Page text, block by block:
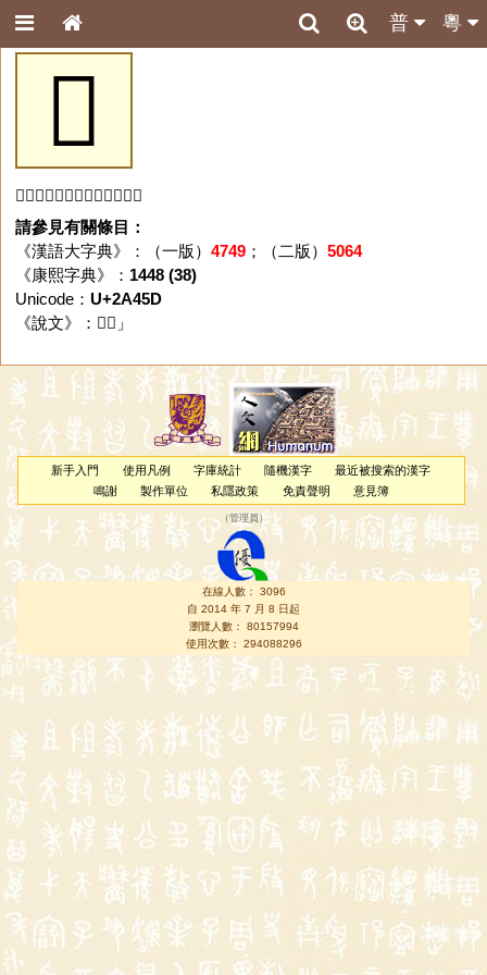
粵
普
𪑝
「𪑝」字未收錄於本資料庫。
請參見有關條目：
《漢語大字典》：（一版） 4749；（二版） 5064
《康熙字典》： 1448 (38)
Unicode： U+2A45D
《說文》：「 𪑝 」
新手入門 使用凡例 字庫統計 隨機漢字
最近被搜索的漢字
鳴謝
製作單位 私隱政策 免責聲明 意見簿
（管理員 ）
在線人數： 3096
自 2014 年 7 月 8 日起
瀏覽人數： 80157994
使用次數： 294088296